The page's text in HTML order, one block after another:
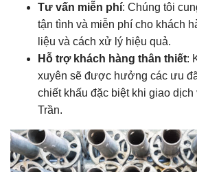
Tư vấn miễn phí: Chúng tôi
tận tình và miễn phí cho khách
liệu và cách xử lý hiệu quả.
Hỗ trợ khách hàng thân thiết:
xuyên sẽ được hưởng các ưu
chiết khấu đặc biệt khi giao
Trần.